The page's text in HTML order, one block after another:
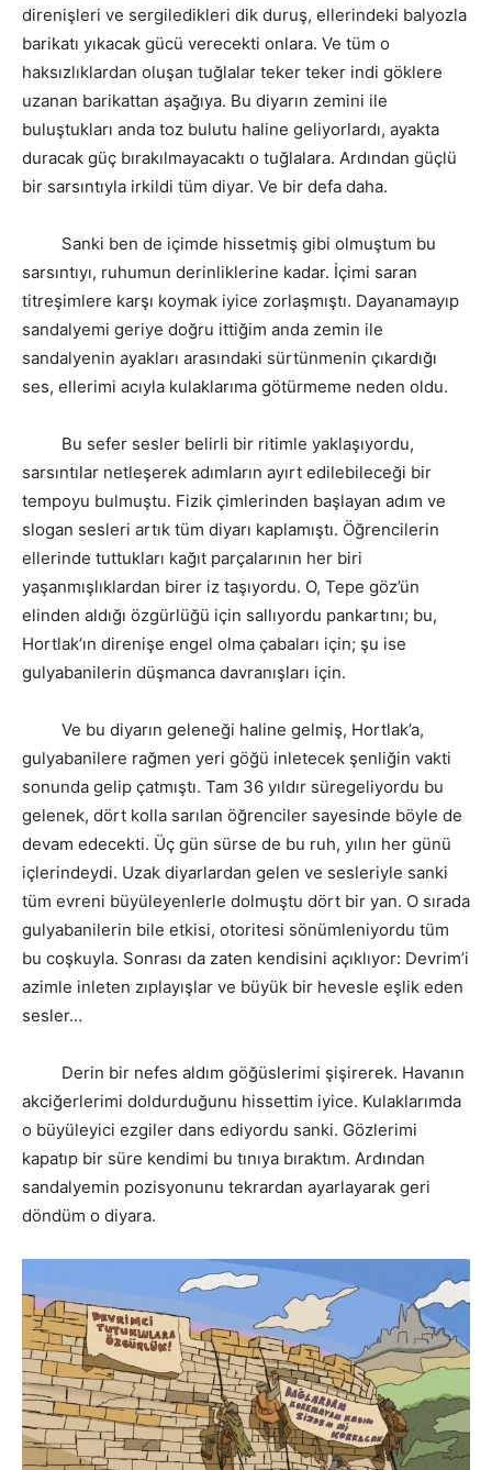
direnişleri ve sergiledikleri dik duruş, ellerindeki balyozla
barikatı yıkacak gücü verecekti onlara. Ve tüm o
haksızlıklardan oluşan tuğlalar teker teker indi göklere
uzanan barikattan aşağıya. Bu diyarın zemini ile
buluştukları anda toz bulutu haline geliyorlardı, ayakta
duracak güç bırakılmayacaktı o tuğlalara. Ardından güçlü
bir sarsıntıyla irkildi tüm diyar. Ve bir defa daha.
Sanki ben de içimde hissetmiş gibi olmuştum bu
sarsıntıyı, ruhumun derinliklerine kadar. İçimi saran
titreşimlere karşı koymak iyice zorlaşmıştı. Dayanamayıp
sandalyemi geriye doğru ittiğim anda zemin ile
sandalyenin ayakları arasındaki sürtünmenin çıkardığı
ses, ellerimi acıyla kulaklarıma götürmeme neden oldu.
Bu sefer sesler belirli bir ritimle yaklaşıyordu,
sarsıntılar netleşerek adımların ayırt edilebileceği bir
tempoyu bulmuştu. Fizik çimlerinden başlayan adım ve
slogan sesleri artık tüm diyarı kaplamıştı. Öğrencilerin
ellerinde tuttukları kağıt parçalarının her biri
yaşanmışlıklardan birer iz taşıyordu. O, Tepe göz’ün
elinden aldığı özgürlüğü için sallıyordu pankartını; bu,
Hortlak’ın direnişe engel olma çabaları için; şu ise
gulyabanilerin düşmanca davranışları için.
Ve bu diyarın geleneği haline gelmiş, Hortlak’a,
gulyabanilere rağmen yeri göğü inletecek şenliğin vakti
sonunda gelip çatmıştı. Tam 36 yıldır süregeliyordu bu
gelenek, dört kolla sarılan öğrenciler sayesinde böyle de
devam edecekti. Üç gün sürse de bu ruh, yılın her günü
içlerindeydi. Uzak diyarlardan gelen ve sesleriyle sanki
tüm evreni büyüleyenlerle dolmuştu dört bir yan. O sırada
gulyabanilerin bile etkisi, otoritesi sönümleniyordu tüm
bu coşkuyla. Sonrası da zaten kendisini açıklıyor: Devrim’i
azimle inleten zıplayışlar ve büyük bir hevesle eşlik eden
sesler…
Derin bir nefes aldım göğüslerimi şişirerek. Havanın
akciğerlerimi doldurduğunu hissettim iyice. Kulaklarımda
o büyüleyici ezgiler dans ediyordu sanki. Gözlerimi
kapatıp bir süre kendimi bu tınıya bıraktım. Ardından
sandalyemin pozisyonunu tekrardan ayarlayarak geri
döndüm o diyara.